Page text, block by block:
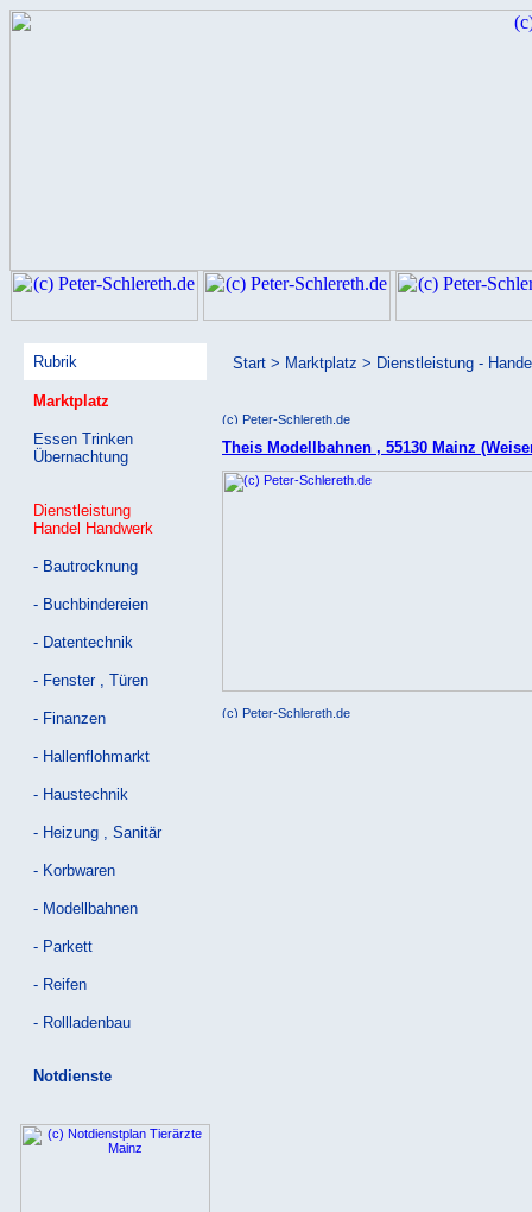
Rubrik
Marktplatz
Essen Trinken
Übernachtung
Dienstleistung
Handel Handwerk
- Bautrocknung
- Buchbindereien
- Datentechnik
- Fenster , Türen
- Finanzen
- Hallenflohmarkt
- Haustechnik
- Heizung , Sanitär
- Korbwaren
- Modellbahnen
- Parkett
- Reifen
- Rollladenbau
Notdienste
Start > Marktplatz > Dienstleistung -
Theis Modellbahnen , 55130 Mainz